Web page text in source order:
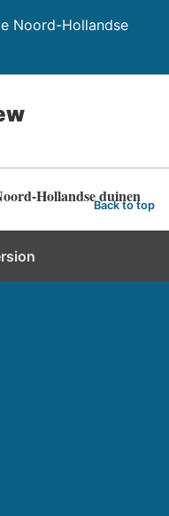
Noord-Hollandse
Hollandse duinen
Back to top